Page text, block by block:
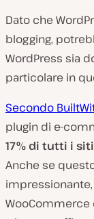
Dato che
blogging,
WordPress sia
particolare in
Secondo
plugin di e-
17% di tutti i
Anche se
WooCommerce